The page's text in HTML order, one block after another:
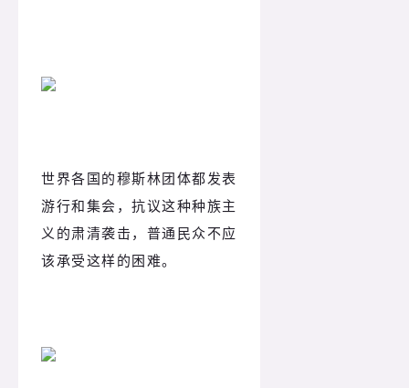
世界各国的穆斯林团体都发表
游行和集会，抗议这种种族主
义的肃清袭击，普通民众不应
该承受这样的困难。